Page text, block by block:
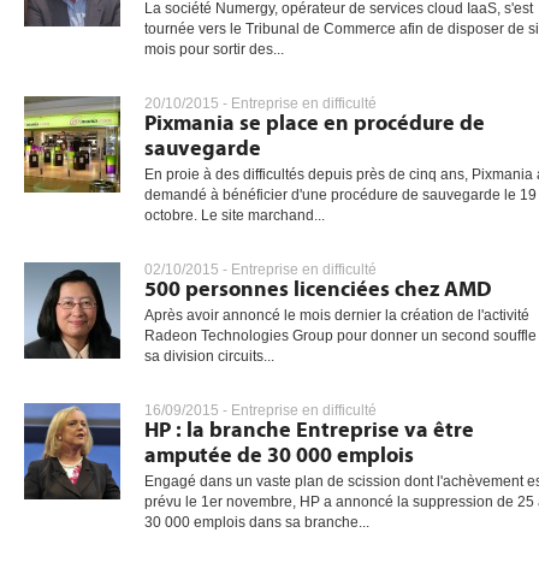
La société Numergy, opérateur de services cloud IaaS, s'est
tournée vers le Tribunal de Commerce afin de disposer de
mois pour sortir des...
20/10/2015 - Entreprise en difficulté
Pixmania se place en procédure de
sauvegarde
En proie à des difficultés depuis près de cinq ans, Pixmania
demandé à bénéficier d'une procédure de sauvegarde le 19
octobre. Le site marchand...
02/10/2015 - Entreprise en difficulté
500 personnes licenciées chez AMD
Après avoir annoncé le mois dernier la création de l'activité
Radeon Technologies Group pour donner un second souffle
sa division circuits...
16/09/2015 - Entreprise en difficulté
HP : la branche Entreprise va être
amputée de 30 000 emplois
Engagé dans un vaste plan de scission dont l'achèvement
prévu le 1er novembre, HP a annoncé la suppression de 25
30 000 emplois dans sa branche...